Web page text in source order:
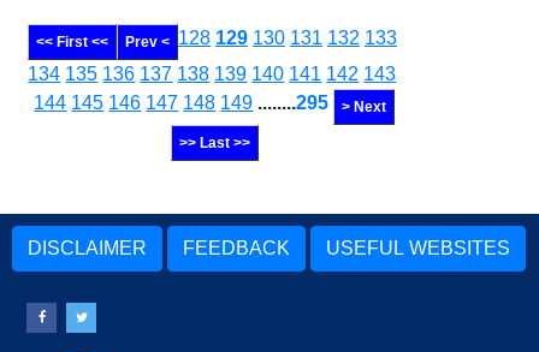
<< First << Prev < 128 129 130 131 132 133
134 135 136 137 138 139 140 141 142 143
144 145 146 147 148 149 ........295 > Next
>> Last >>
DISCLAIMER FEEDBACK USEFUL WEBSITES